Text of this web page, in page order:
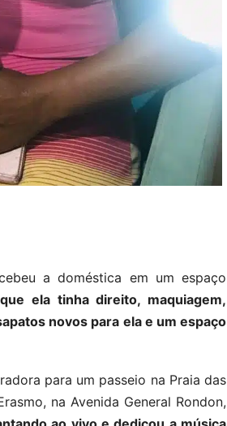
a doméstica em um espaço
ela tinha direito, maquiagem,
novos para ela e um espaço
para um passeio na Praia das
na Avenida General Rondon,